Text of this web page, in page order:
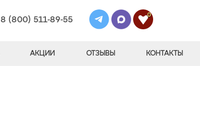
8 (800) 511-89-55
0
АКЦИИ ОТЗЫВЫ КОНТАКТЫ